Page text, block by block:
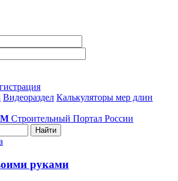
Видеораздел Калькуляторы мер длин
Строительный Портал России
Найти
руками